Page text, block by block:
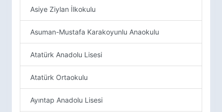
Asiye Ziylan İlkokulu
Asuman-Mustafa Karakoyunlu Anaokulu
Atatürk Anadolu Lisesi
Atatürk Ortaokulu
Ayıntap Anadolu Lisesi